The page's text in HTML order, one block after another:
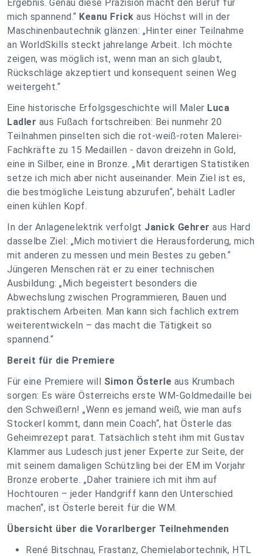
Ergebnis. Genau diese Präzision macht den Beruf für
mich spannend.“ Keanu Frick aus Höchst will in der
Maschinenbautechnik glänzen: „Hinter einer Teilnahme
an WorldSkills steckt jahrelange Arbeit. Ich möchte
zeigen, was möglich ist, wenn man an sich glaubt,
Rückschläge akzeptiert und konsequent seinen Weg
weitergeht.“
Eine historische Erfolgsgeschichte will Maler Luca
Ladler aus Fußach fortschreiben: Bei nunmehr 20
Teilnahmen pinselten sich die rot-weiß-roten Malerei-
Fachkräfte zu 15 Medaillen - davon dreizehn in Gold,
eine in Silber, eine in Bronze. „Mit derartigen Statistiken
setze ich mich aber nicht auseinander. Mein Ziel ist es,
die bestmögliche Leistung abzurufen“, behält Ladler
einen kühlen Kopf.
In der Anlagenelektrik verfolgt Janick Gehrer aus Hard
dasselbe Ziel: „Mich motiviert die Herausforderung, mich
mit anderen zu messen und mein Bestes zu geben.“
Jüngeren Menschen rät er zu einer technischen
Ausbildung: „Mich begeistert besonders die
Abwechslung zwischen Programmieren, Bauen und
praktischem Arbeiten. Man kann sich fachlich extrem
weiterentwickeln – das macht die Tätigkeit so
spannend.“
Bereit für die Premiere
Für eine Premiere will Simon Österle aus Krumbach
sorgen: Es wäre Österreichs erste WM-Goldmedaille bei
den Schweißern! „Wenn es jemand weiß, wie man aufs
Stockerl kommt, dann mein Coach“, hat Österle das
Geheimrezept parat. Tatsächlich steht ihm mit Gustav
Klammer aus Ludesch just jener Experte zur Seite, der
mit seinem damaligen Schützling bei der EM im Vorjahr
Bronze eroberte. „Daher trainiere ich mit ihm auf
Hochtouren – jeder Handgriff kann den Unterschied
machen“, ist Österle bereit für die WM.
Übersicht über die Vorarlberger Teilnehmenden
René Bitschnau, Frastanz, Chemielabortechnik, HTL